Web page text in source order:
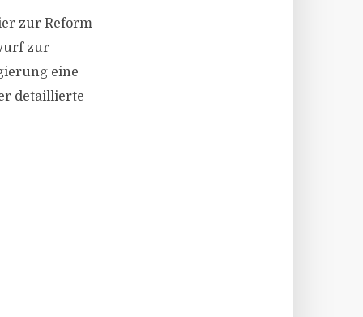
zur Reform
zur
eine
detaillierte